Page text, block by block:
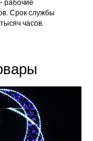
рабочие
Срок службы
часов.